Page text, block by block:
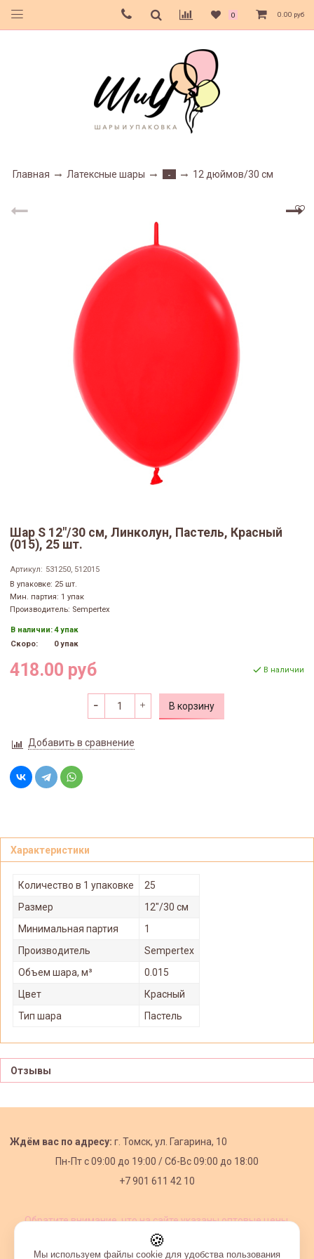
0 0.00 руб
Главная Латексные шары - 12 дюймов/30 см
Шар S 12"/30 см, Линколун, Пастель, Красный
(015), 25 шт.
Артикул: 531250, 512015
В упаковке: 25 шт.
Мин. партия: 1 упак
Производитель: Sempertex
В наличии:4 упак
Скоро:
0 упак
418.00 руб В наличии
В корзину
Добавить в сравнение
Характеристики
Количество в 1 упаковке
25
Размер
12"/30 см
Минимальная партия
1
Производитель
Sempertex
Объем шара, м³
0.015
Цвет
Красный
Тип шара
Пастель
Отзывы
Ждём вас по адресу: г. Томск, ул. Гагарина, 10
Пн-Пт с09:00 до 19:00 /Сб-Вс 09:00 до 18:00
+7 901 611 42 10
Обратите внимание, что на сайте указаны оптовые цены,
🍪
Мы используем файлы cookie для удобства пользования